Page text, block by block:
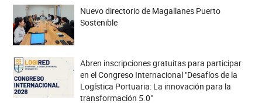
Nuevo directorio de Magallanes Puerto
Sostenible
Abren inscripciones gratuitas para participar
en el Congreso Internacional "Desafíos de la
Logística Portuaria: La innovación para la
transformación 5.0"